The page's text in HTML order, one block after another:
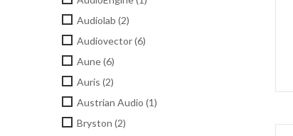
Audiolab (2)
Audiovector(6)
Aune(6)
Auris (2)
Austrian Audio (1)
Bryston (2)